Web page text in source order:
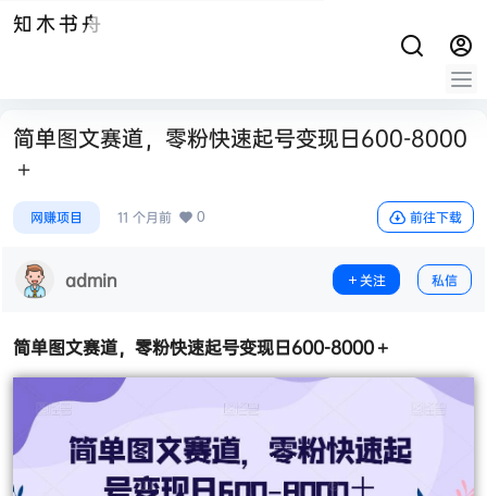
知木书舟
简单图文赛道，零粉快速起号变现日600-8000
＋
网赚项目 11 个月前 0 前往下载
admin 关注 私信
简单图文赛道， 零粉快速起号变现日600-8000＋